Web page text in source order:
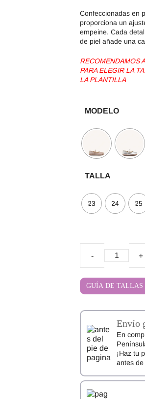
Confeccionadas en
proporciona un
empeine. Cada
de piel añade una
RECOMENDAMOS
PARA ELEGIR LA
LA PLANTILLA
MODELO
TALLA
23 24 25
Merceditas
Barefoot
Gioseppo
Mary-
Jane
GUÍA DE TALLAS
Envío
En
¡Haz tu
antes